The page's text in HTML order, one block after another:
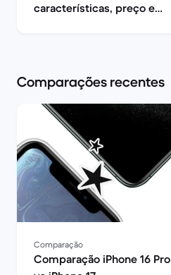
características, preço e
Comparações recentes
Comparação
Comparação iPhone 16 Pro